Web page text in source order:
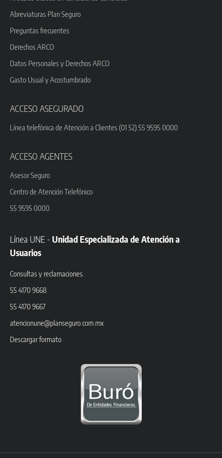
Abreviaturas Plan Seguro
Preguntas frecuentes
Derechos ARCO
Datos Personales y Derechos ARCO
Gasto Usual y Acostumbrado
ACCESO ASEGURADO
Línea telefónica de Atención a Clientes (01 52) 55 9595 0000
ACCESO AGENTES
Asesor Seguro
Centro de Atención Telefónico
55 9595 0000
Línea UNE - Unidad Especializada de Atención a
Usuarios
Consultas y reclamaciones.
55 4170 9668
55 4170 9667
atencionune@planseguro.com.mx
Descargar formato